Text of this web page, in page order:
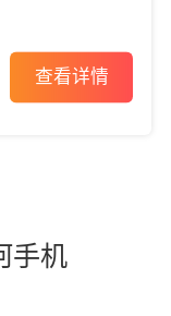
查看详情
手机